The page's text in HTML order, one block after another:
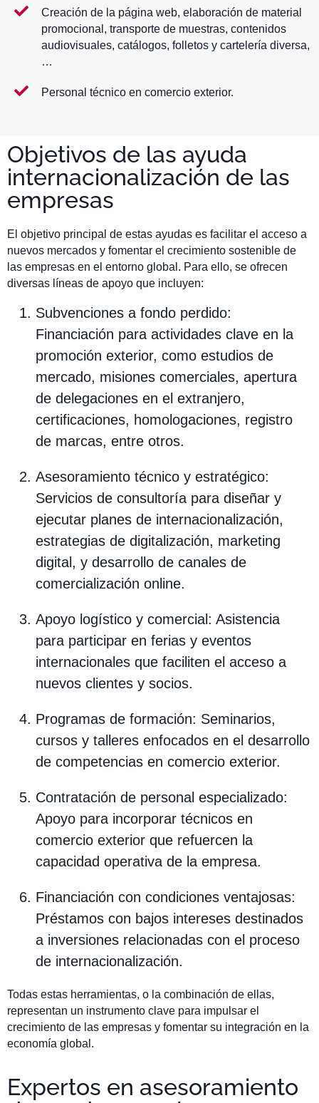
Creación de la página web, elaboración de material
promocional, transporte de muestras, contenidos
audiovisuales, catálogos, folletos y cartelería diversa,
…
Personal técnico en comercio exterior.
Objetivos de las ayuda
internacionalización de las
empresas
El objetivo principal de estas ayudas es facilitar el acceso a
nuevos mercados y fomentar el crecimiento sostenible de
las empresas en el entorno global. Para ello, se ofrecen
diversas líneas de apoyo que incluyen:
Subvenciones a fondo perdido:
Financiación para actividades clave en la
promoción exterior, como estudios de
mercado, misiones comerciales, apertura
de delegaciones en el extranjero,
certificaciones, homologaciones, registro
de marcas, entre otros.
Asesoramiento técnico y estratégico:
Servicios de consultoría para diseñar y
ejecutar planes de internacionalización,
estrategias de digitalización, marketing
digital, y desarrollo de canales de
comercialización online.
Apoyo logístico y comercial: Asistencia
para participar en ferias y eventos
internacionales que faciliten el acceso a
nuevos clientes y socios.
Programas de formación: Seminarios,
cursos y talleres enfocados en el desarrollo
de competencias en comercio exterior.
Contratación de personal especializado:
Apoyo para incorporar técnicos en
comercio exterior que refuercen la
capacidad operativa de la empresa.
Financiación con condiciones ventajosas:
Préstamos con bajos intereses destinados
a inversiones relacionadas con el proceso
de internacionalización.
Todas estas herramientas, o la combinación de ellas,
representan un instrumento clave para impulsar el
crecimiento de las empresas y fomentar su integración en la
economía global.
Expertos en asesoramiento